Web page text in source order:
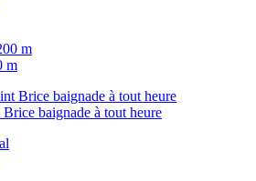
m
baignade à tout heure